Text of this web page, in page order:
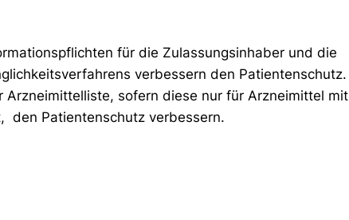
für die Zulassungsinhaber und die
verbessern den Patientenschutz.
Arzneimittelliste, sofern diese nur für Arzneimittel mit
den Patientenschutz verbessern.